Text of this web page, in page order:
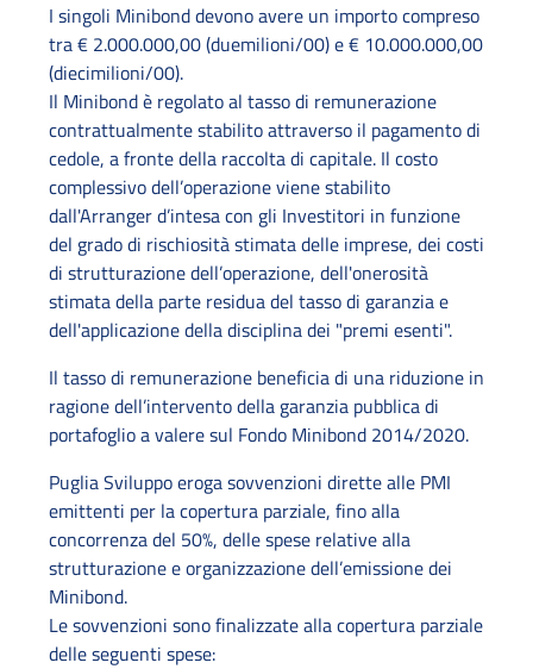
I singoli Minibond devono avere un importo compreso
tra € 2.000.000,00 (duemilioni/00) e € 10.000.000,00
(diecimilioni/00).
Il Minibond è regolato al tasso di remunerazione
contrattualmente stabilito attraverso il pagamento di
cedole, a fronte della raccolta di capitale. Il costo
complessivo dell’operazione viene stabilito
dall'Arranger d’intesa con gli Investitori in funzione
del grado di rischiosità stimata delle imprese, dei costi
di strutturazione dell’operazione, dell'onerosità
stimata della parte residua del tasso di garanzia e
dell'applicazione della disciplina dei "premi esenti".
Il tasso di remunerazione beneficia di una riduzione in
ragione dell’intervento della garanzia pubblica di
portafoglio a valere sul Fondo Minibond 2014/2020.
Puglia Sviluppo eroga sovvenzioni dirette alle PMI
emittenti per la copertura parziale, fino alla
concorrenza del 50%, delle spese relative alla
strutturazione e organizzazione dell’emissione dei
Minibond.
Le sovvenzioni sono finalizzate alla copertura parziale
delle seguenti spese: